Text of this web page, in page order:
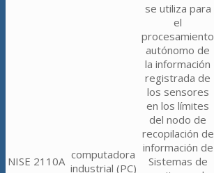
NISE 2110A computadora
industrial (PC)
se utiliza para
el
procesamiento
autónomo de
la información
registrada de
los sensores
en los límites
del nodo de
recopilación de
información de
Sistemas de